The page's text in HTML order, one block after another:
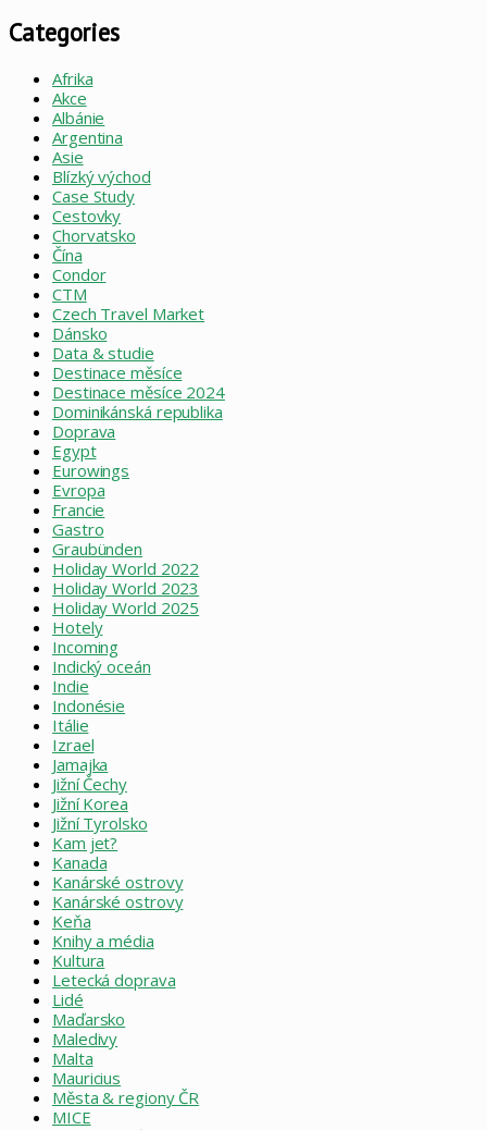
Categories
Afrika
Akce
Albánie
Argentina
Asie
Blízký východ
Case Study
Cestovky
Chorvatsko
Čína
Condor
CTM
Czech Travel Market
Dánsko
Data & studie
Destinace měsíce
Destinace měsíce 2024
Dominikánská republika
Doprava
Egypt
Eurowings
Evropa
Francie
Gastro
Graubünden
Holiday World 2022
Holiday World 2023
Holiday World 2025
Hotely
Incoming
Indický oceán
Indie
Indonésie
Itálie
Izrael
Jamajka
Jižní Čechy
Jižní Korea
Jižní Tyrolsko
Kam jet?
Kanada
Kanárské ostrovy
Kanárské ostrovy
Keňa
Knihy a média
Kultura
Letecká doprava
Lidé
Maďarsko
Maledivy
Malta
Mauricius
Města & regiony ČR
MICE